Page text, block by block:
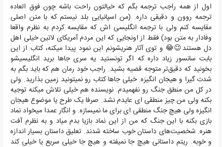
اول از همه راجب ترجمه بگم که خیالتون راحت باشه چون فوق العاده
ترجمه روون و دقیقی داره. (من اسپانیایی بلد نیستم که با متن اصلی
مقایسه کنم ولی با ترجمه انگلیسی اش که مقایسه کردم به نظرم واقعا
وفادار به متن بود) فقط از اونجایی که این مردم آمریکای لاتین خیلی اهل
دل هستند😉😂 و توی آثار هنریشونم این نمود پیدا میکنه، کتاب از این
بابت سانسور زیاد داره که اگر تونستید یه سری جاها برید انگلیسیشو
بخونید که دقیق‌تر متوجه قضیه بشید. راجب خود رمان هم که باید بگم به
شدت گیرا و هیجان انگیزه. خیلی جاها کتاب رو نمیتونید زمین بذارید. ولی
در کل من منطق جنگ رو نفهمیدم. نویسنده هم خیلی تلاش میکنه توجیه
بکنه ولی من چیز منطقی ای عایدم نشد. صرفا یک طرح یا موضوع هیجان
انگیزه ولی هیچ جنگ منطقی ای برای ما نمیسازه. و انگار عمدا میخواد نماد
بازی بکنه با این جنگ که من از این نماد بازیا بدم میاد و به نظرم آفت
هنره. شخصیت‌های داستان خوب ساخته شدند. تعلیق داستان بسیار اندازه
و خوبه. ریتم داستانی هیچ جا نمیفته و هیچ جا خیلی سریع یا خیلی کند